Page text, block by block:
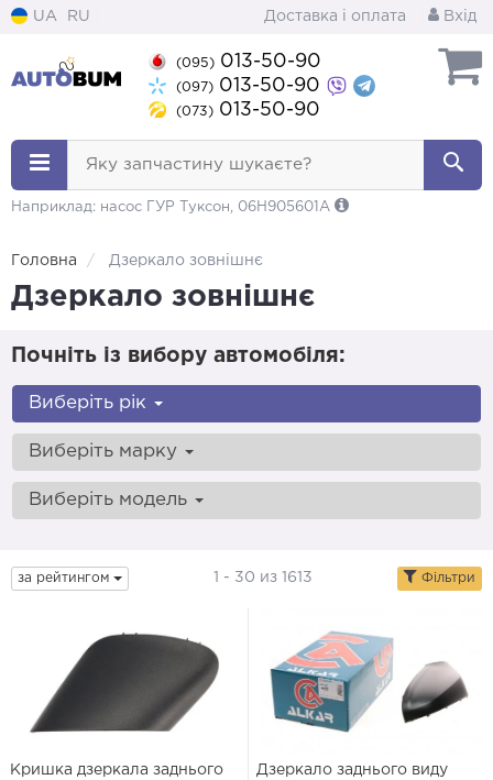
UA RU Доставка і оплата Вхід
(095) 013-50-90
(097) 013-50-90
(073) 013-50-90
Яку запчастину шукаєте?
Наприклад: насос ГУР Туксон, 06H905601A
Головна Дзеркало зовнішнє
Дзеркало зовнішнє
Почніть із вибору автомобіля:
Виберіть рік
Виберіть марку
Виберіть модель
за рейтингом 1 - 30 из 1613 Фільтри
Кришка дзеркала заднього
Дзеркало заднього виду